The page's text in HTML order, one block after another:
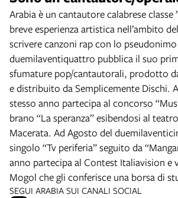
Arabia è un cantautore calabrese classe
breve esperienza artistica nell’ambito
scrivere canzoni rap con lo pseudonimo
duemilaventiquattro pubblica il suo
sfumature pop/cantautorali, prodotto
e distribuito da Semplicemente Dischi.
stesso anno partecipa al concorso
brano “La speranza” esibendosi al
Macerata. Ad Agosto del
singolo “Tv periferia” seguito da
anno partecipa al Contest Italiavision e
Mogol che gli conferisce una borsa di
SEGUI ARABIA SUI CANALI SOCIAL